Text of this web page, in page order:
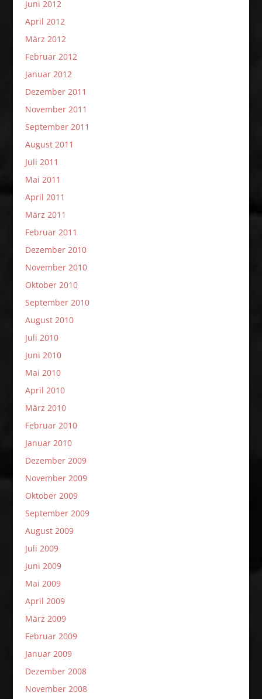
Juni 2012
April 2012
März 2012
Februar 2012
Januar 2012
Dezember 2011
November 2011
September 2011
August 2011
Juli 2011
Mai 2011
April 2011
März 2011
Februar 2011
Dezember 2010
November 2010
Oktober 2010
September 2010
August 2010
Juli 2010
Juni 2010
Mai 2010
April 2010
März 2010
Februar 2010
Januar 2010
Dezember 2009
November 2009
Oktober 2009
September 2009
August 2009
Juli 2009
Juni 2009
Mai 2009
April 2009
März 2009
Februar 2009
Januar 2009
Dezember 2008
November 2008